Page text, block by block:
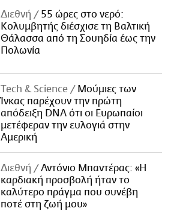
Διεθνή
55 ώρες στο νερό:
Κολυμβητής διέσχισε τη Βαλτική
Θάλασσα από τη Σουηδία έως την
Πολωνία
Τech & Science
Μούμιες των
Ίνκας παρέχουν την πρώτη
απόδειξη DNA ότι οι Ευρωπαίοι
μετέφεραν την ευλογιά στην
Αμερική
Διεθνή
Αντόνιο Μπαντέρας: «Η
καρδιακή προσβολή ήταν το
καλύτερο πράγμα που συνέβη
ποτέ στη ζωή μου»